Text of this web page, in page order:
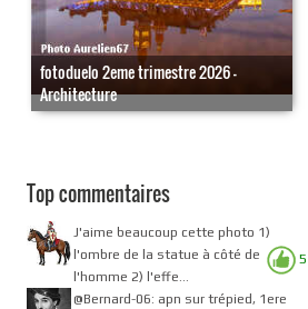
fotoduelo 2eme trimestre 2026 -
Architecture
Top commentaires
5
J'aime beaucoup cette photo 1)
l'ombre de la statue à côté de
l'homme 2) l'effe...
@Bernard-06: apn sur trépied, 1ere